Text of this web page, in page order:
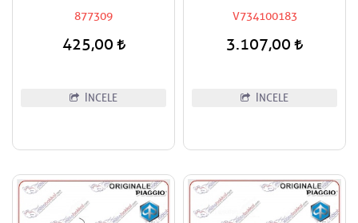
Hilali
877309
425,00
İNCELE
V734100183
3.107,00
İNCELE